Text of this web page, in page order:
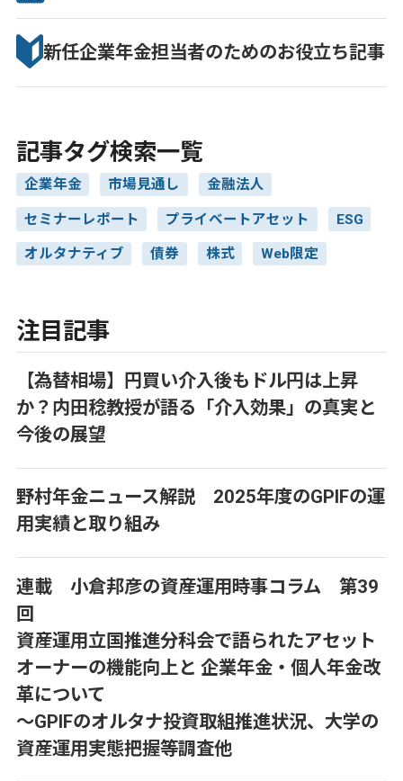
新任企業年金担当者のためのお役立ち記事
記事タグ検索一覧
企業年金 市場見通し 金融法人
セミナーレポート プライベートアセット ESG
オルタナティブ 債券 株式 Web限定
注目記事
【為替相場】円買い介入後もドル円は上昇
か？内田稔教授が語る「介入効果」の真実と
今後の展望
野村年金ニュース解説 2025年度のGPIFの運
用実績と取り組み
連載 小倉邦彦の資産運用時事コラム 第39
回
資産運用立国推進分科会で語られたアセット
オーナーの機能向上と 企業年金・個人年金改
革について
～GPIFのオルタナ投資取組推進状況、大学の
資産運用実態把握等調査他